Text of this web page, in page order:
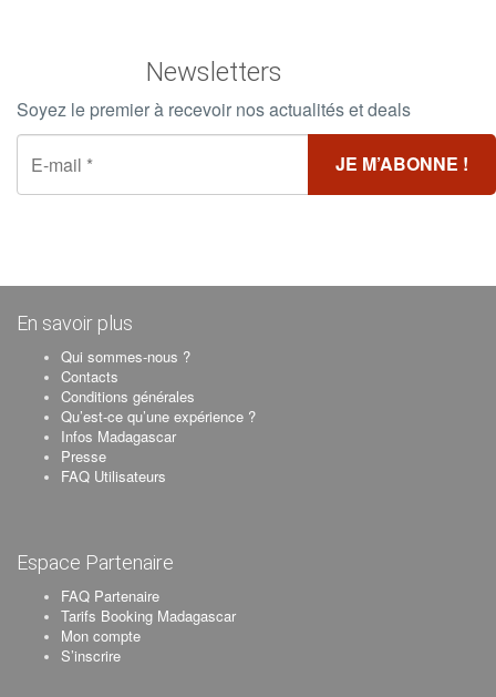
Newsletters
Soyez le premier à recevoir nos actualités et deals
En savoir plus
Qui sommes-nous ?
Contacts
Conditions générales
Qu’est-ce qu’une expérience ?
Infos Madagascar
Presse
FAQ Utilisateurs
Espace Partenaire
FAQ Partenaire
Tarifs Booking Madagascar
Mon compte
S’inscrire